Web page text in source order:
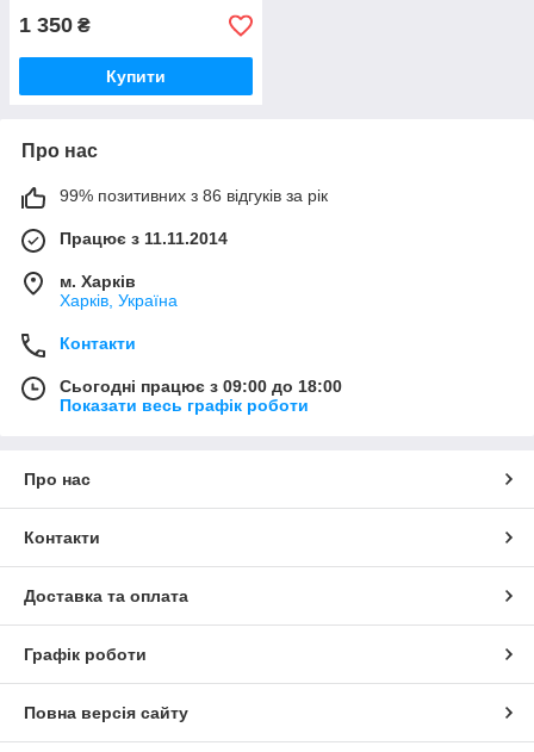
1 350 ₴
Купити
Про нас
99% позитивних з 86 відгуків за рік
Працює з 11.11.2014
м. Харків
Харків, Україна
Контакти
Сьогодні працює з 09:00 до 18:00
Показати весь графік роботи
Про нас
Контакти
Доставка та оплата
Графік роботи
Повна версія сайту